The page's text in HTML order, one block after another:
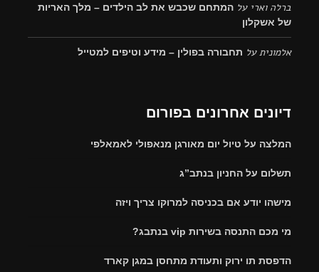
ברלה וארי על המתחם שכבש את לב הילדים – מלך האריות
של אשקלון
אלמוניתעל תחבורה בפולין – מידע וטיפים למטייל
דיונים אחרונים בפורום
המלצה על טיול יום מאורגן מנאפולי לאמאלפי
תשלום על החניון בנתב”ג
מישהו יודע אם בכניסה למרוקו צריך ויזה
מי מכם התנסה בשירות vip בנתבג?
הדפסת תו ירוק ותעודת מתחסן במגן קארד